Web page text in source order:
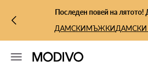
КЪМ ОСНОВНОТО СЪДЪРЖАНИЕ
КЪМ ТЪРСЕНЕПоследен повей на лятото!
ДАМСКИМЪЖКИДАМСКИ